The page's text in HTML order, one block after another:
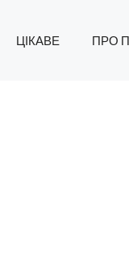
ЦІКАВЕ ПРО